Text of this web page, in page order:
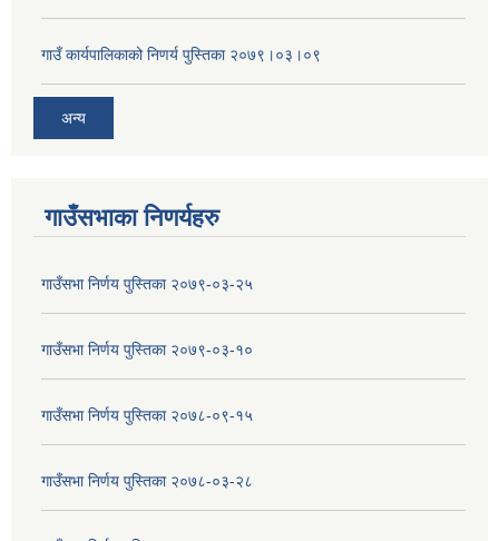
गाउँ कार्यपालिकाको निणर्य पुस्तिका २०७९।०३।०९
अन्य
गाउँसभाका निणर्यहरु
गाउँसभा निर्णय पुस्तिका २०७९-०३-२५
गाउँसभा निर्णय पुस्तिका २०७९-०३-१०
गाउँसभा निर्णय पुस्तिका २०७८-०९-१५
गाउँसभा निर्णय पुस्तिका २०७८-०३-२८